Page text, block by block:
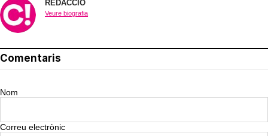
REDACCIÓ
Veure biografia
Comentaris
Nom
Correu electrònic